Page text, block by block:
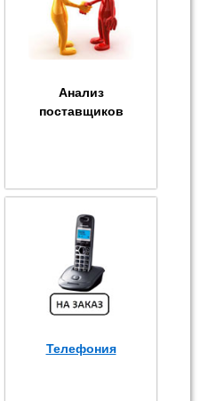
Анализ
поставщиков
Телефония